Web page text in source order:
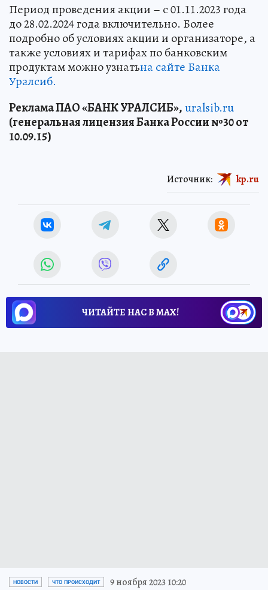
Период проведения акции – с 01.11.2023 года
до 28.02.2024 года включительно. Более
подробно об условиях акции и организаторе, а
также условиях и тарифах по банковским
продуктам можно узнатьна сайте Банка
Уралсиб.
Реклама ПАО «БАНК УРАЛСИБ»,uralsib.ru
(генеральная лицензия Банка России №30 от
10.09.15)
Источник: kp.ru
ЧИТАЙТЕ НАС В МАХ!
НОВОСТИ ЧТО ПРОИСХОДИТ 9 ноября 2023 10:20